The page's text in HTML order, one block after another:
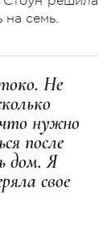
на семь.
Не
нужно
после
дом. Я
свое